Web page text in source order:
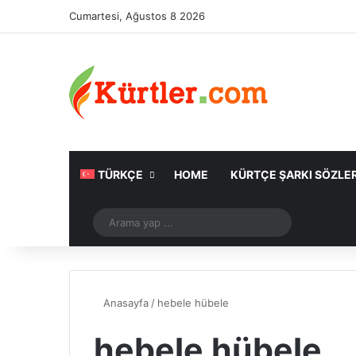
Cumartesi, Ağustos 8 2026
TÜRKÇE HOME KÜRTÇE ŞARKI
Rastgele Makale
yap
Anasayfa / hebele hübele